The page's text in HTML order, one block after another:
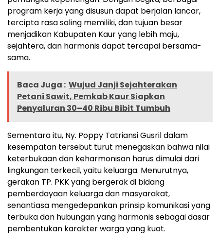
program kerja yang disusun dapat berjalan lancar,
tercipta rasa saling memiliki, dan tujuan besar
menjadikan Kabupaten Kaur yang lebih maju,
sejahtera, dan harmonis dapat tercapai bersama-
sama.
Baca Juga : Wujud Janji Sejahterakan
Petani Sawit, Pemkab Kaur Siapkan
Penyaluran 30–40 Ribu Bibit Tumbuh
Sementara itu, Ny. Poppy Tatriansi Gusril dalam
kesempatan tersebut turut menegaskan bahwa nilai
keterbukaan dan keharmonisan harus dimulai dari
lingkungan terkecil, yaitu keluarga. Menurutnya,
gerakan TP. PKK yang bergerak di bidang
pemberdayaan keluarga dan masyarakat,
senantiasa mengedepankan prinsip komunikasi yang
terbuka dan hubungan yang harmonis sebagai dasar
pembentukan karakter warga yang kuat.